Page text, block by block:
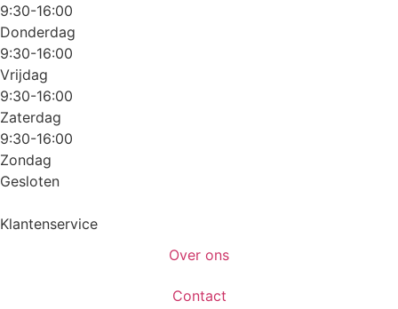
9:30-16:00
Donderdag
9:30-16:00
Vrijdag
9:30-16:00
Zaterdag
9:30-16:00
Zondag
Gesloten
Klantenservice
Over ons
Contact